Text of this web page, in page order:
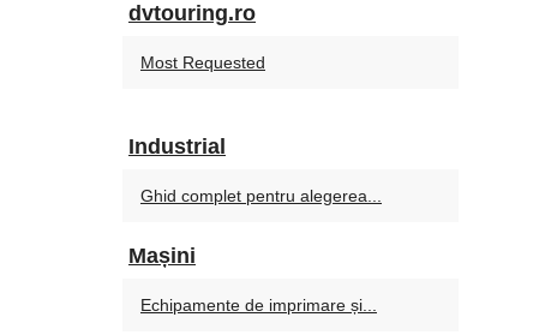
dvtouring.ro
Most Requested
Industrial
Ghid complet pentru alegerea...
Mașini
Echipamente de imprimare și...